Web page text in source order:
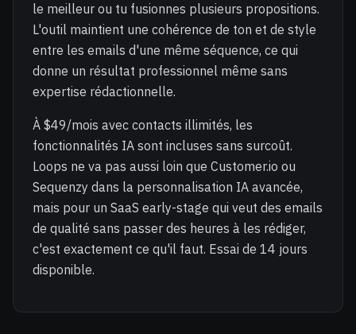
le meilleur ou tu fusionnes plusieurs propositions.
L'outil maintient une cohérence de ton et de style
entre les emails d'une même séquence, ce qui
donne un résultat professionnel même sans
expertise rédactionnelle.
À $49/mois avec contacts illimités, les
fonctionnalités IA sont incluses sans surcoût.
Loops ne va pas aussi loin que Customer.io ou
Sequenzy dans la personnalisation IA avancée,
mais pour un SaaS early-stage qui veut des emails
de qualité sans passer des heures à les rédiger,
c'est exactement ce qu'il faut. Essai de 14 jours
disponible.